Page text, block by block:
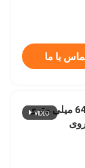
با ما
آسیاب قهوه مسطح 64 میلی متری
روی